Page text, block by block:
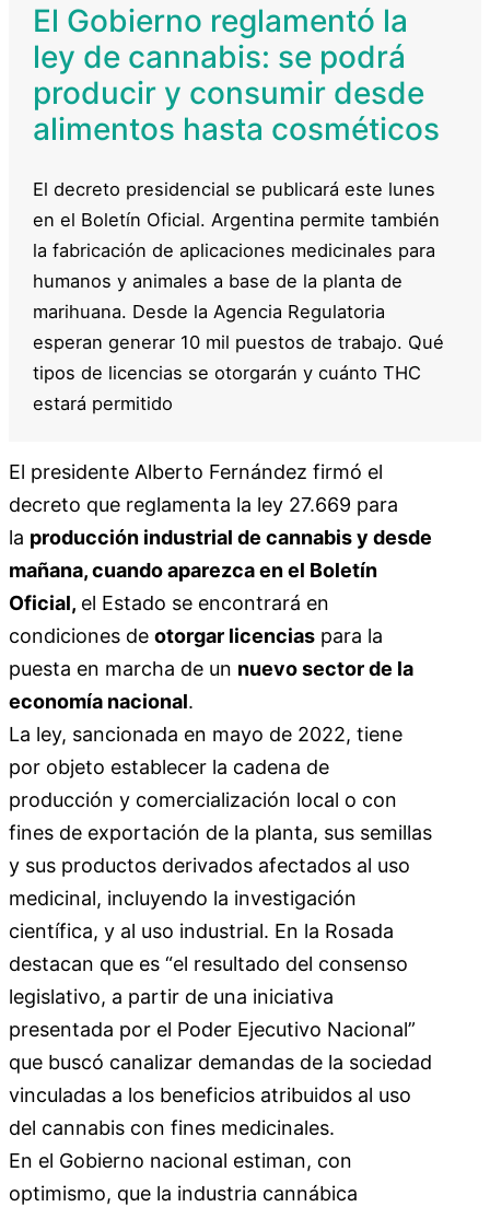
El Gobierno reglamentó la
ley de cannabis: se podrá
producir y consumir desde
alimentos hasta cosméticos
El decreto presidencial se publicará este lunes
en el Boletín Oficial. Argentina permite también
la fabricación de aplicaciones medicinales para
humanos y animales a base de la planta de
marihuana. Desde la Agencia Regulatoria
esperan generar 10 mil puestos de trabajo. Qué
tipos de licencias se otorgarán y cuánto THC
estará permitido
El presidente Alberto Fernández firmó el
decreto que reglamenta la ley 27.669 para
la producción industrial de cannabis y desde
mañana, cuando aparezca en el Boletín
Oficial, el Estado se encontrará en
condiciones de otorgar licencias para la
puesta en marcha de un nuevo sector de la
economía nacional.
La ley, sancionada en mayo de 2022, tiene
por objeto establecer la cadena de
producción y comercialización local o con
fines de exportación de la planta, sus semillas
y sus productos derivados afectados al uso
medicinal, incluyendo la investigación
científica, y al uso industrial. En la Rosada
destacan que es “el resultado del consenso
legislativo, a partir de una iniciativa
presentada por el Poder Ejecutivo Nacional”
que buscó canalizar demandas de la sociedad
vinculadas a los beneficios atribuidos al uso
del cannabis con fines medicinales.
En el Gobierno nacional estiman, con
optimismo, que la industria cannábica